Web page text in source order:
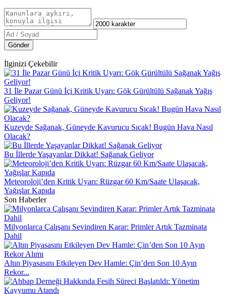
Gönder
İlginizi Çekebilir
31 İle Pazar Günü İçi Kritik Uyarı: Gök Gürültülü Sağanak Yağış
Geliyor!
Kuzeyde Sağanak, Güneyde Kavurucu Sıcak! Bugün Hava Nasıl
Olacak?
Bu İllerde Yaşayanlar Dikkat! Sağanak Geliyor
Meteoroloji’den Kritik Uyarı: Rüzgar 60 Km/Saate Ulaşacak,
Yağışlar Kapıda
Son Haberler
Milyonlarca Çalışanı Sevindiren Karar: Primler Artık Tazminata
Dahil
Altın Piyasasını Etkileyen Dev Hamle: Çin’den Son 10 Ayın
Rekor...